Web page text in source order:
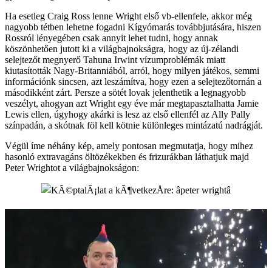
Ha esetleg Craig Ross lenne Wright első vb-ellenfele, akkor még
nagyobb tétben lehetne fogadni Kígyómarás továbbjutására, hiszen
Rossról lényegében csak annyit lehet tudni, hogy annak
köszönhetően jutott ki a világbajnokságra, hogy az új-zélandi
selejtezőt megnyerő Tahuna Irwint vízumproblémák miatt
kiutasították Nagy-Britanniából, arról, hogy milyen játékos, semmi
információnk sincsen, azt leszámítva, hogy ezen a selejtezőtornán a
másodikként zárt. Persze a sötét lovak jelenthetik a legnagyobb
veszélyt, ahogyan azt Wright egy éve már megtapasztalhatta Jamie
Lewis ellen, úgyhogy akárki is lesz az első ellenfél az Ally Pally
színpadán, a skótnak föl kell kötnie különleges mintázatú nadrágját.
Végül íme néhány kép, amely pontosan megmutatja, hogy mihez
hasonló extravagáns öltözékekben és frizurákban láthatjuk majd
Peter Wrightot a világbajnokságon: